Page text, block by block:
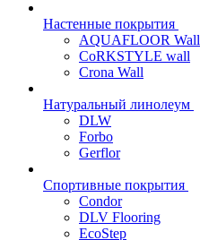
Настенные покрытия
AQUAFLOOR Wall
CoRKSTYLE wall
Crona Wall
Натуральный линолеум
DLW
Forbo
Gerflor
Спортивные покрытия
Condor
DLV Flooring
EcoStep